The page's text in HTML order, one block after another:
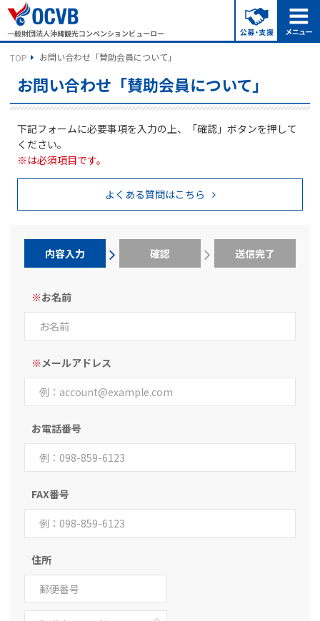
一般財団法人沖縄観光コンベンションビューロー
TOP お問い合わせ「賛助会員について」
お問い合わせ「賛助会員について」
下記フォームに必要事項を入力の上、「確認」ボタンを押して
ください。
※は必須項目です。
よくある質問はこちら
内容入力 確認 送信完了
※お名前
※メールアドレス
お電話番号
FAX番号
住所